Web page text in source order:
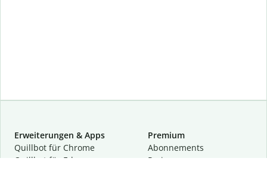
Erweiterungen & Apps
Quillbot für Chrome
Quillbot für Edge
Premium
Abon­ne­ments
Preise